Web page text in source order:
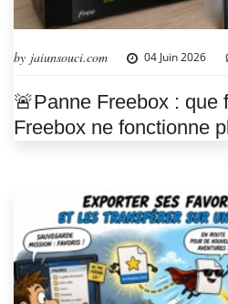
by jaiunsouci.com 04 Juin 2026
🚨Panne Freebox : que
Freebox ne fonctionne